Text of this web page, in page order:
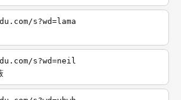
s?wd=lama
s?wd=neil